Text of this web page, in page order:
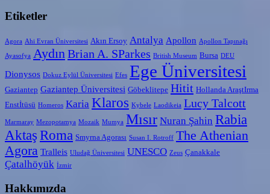
Etiketler
Agora Ahi Evran Üniversitesi Akın Ersoy Antalya Apollon Apollon Tapınağı
Ayasofya AydınBrian A. SParkes British Museum Bursa DEU
Dionysos Dokuz Eylül Üniversitesi Efes Ege Üniversitesi
Gaziantep Gaziantep Üniversitesi Göbeklitepe Hitit Hollanda AraştIrma
Enstİtüsü Homeros Karia Klaros Kybele Laodikeia Lucy Talcott
Marmaray Mezopotamya Mozaik Mumya Mısır Nuran Şahin Rabia
Aktaş Roma Smyrna Agorası Susan I. Rotroff The Athenian
Agora Tralleis Uludağ Üniversitesi UNESCO Zeus Çanakkale
Çatalhöyük İzmir
Hakkımızda